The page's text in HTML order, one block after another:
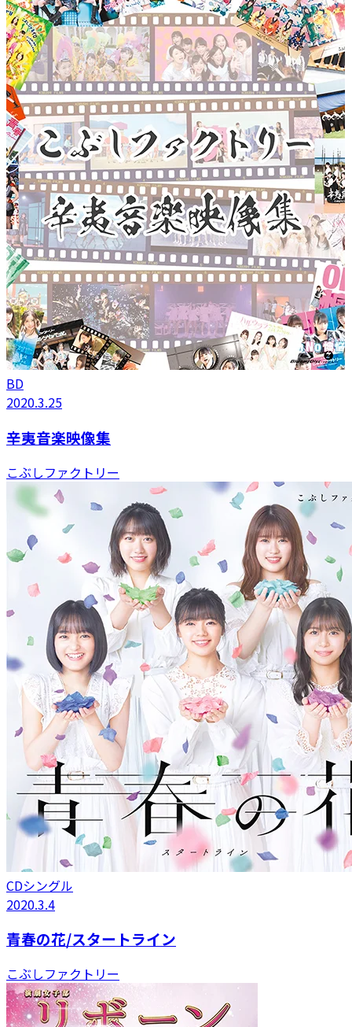
BD
2020.3.25
辛夷音楽映像集
こぶしファクトリー
CDシングル
2020.3.4
青春の花/スタートライン
こぶしファクトリー